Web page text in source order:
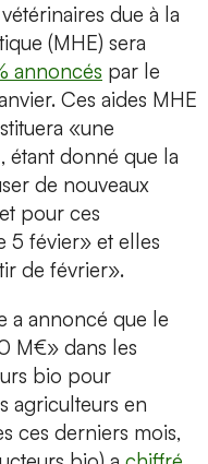
due à la
(MHE) sera
annoncés par le
Ces aides MHE
«une
étant donné que la
de nouveaux
pour ces
5 févier» et elles
de février».
a annoncé que le
M€» dans les
bio pour
agriculteurs en
ces derniers mois,